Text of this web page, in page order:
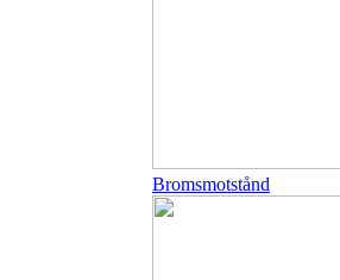
Bromsmotstånd